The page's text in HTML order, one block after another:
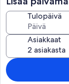
✔ Sandy beach
✔ High-Speed Wi-Fi
✔ 3 Wood burning
As soon as you
comfortable open
windows fill the
and garden. In
this a lovely area to
Tulopäivä
Asiakkaat